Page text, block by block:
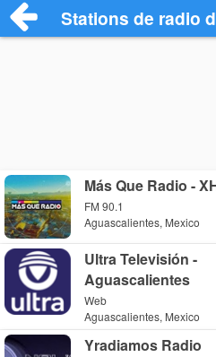
Stations de radio
Más Que Radio -
FM 90.1
Aguascalientes, Mexico
Ultra Televisión -
Aguascalientes
Web
Aguascalientes, Mexico
Yradiamos Radio